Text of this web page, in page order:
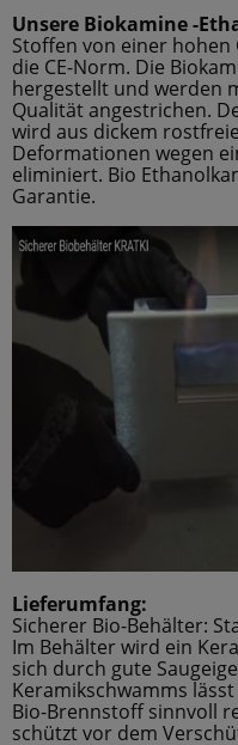
Unsere Biokamine -
Stoffen von einer
die CE-Norm. Die
hergestellt und werden
Qualität angestrichen.
wird aus dickem
Deformationen wegen
eliminiert. Bio
Garantie.
Lieferumfang:
Sicherer Bio-Behälter:
Im Behälter wird ein
sich durch gute
Keramikschwamms
Bio-Brennstoff sinnvoll
schützt vor dem